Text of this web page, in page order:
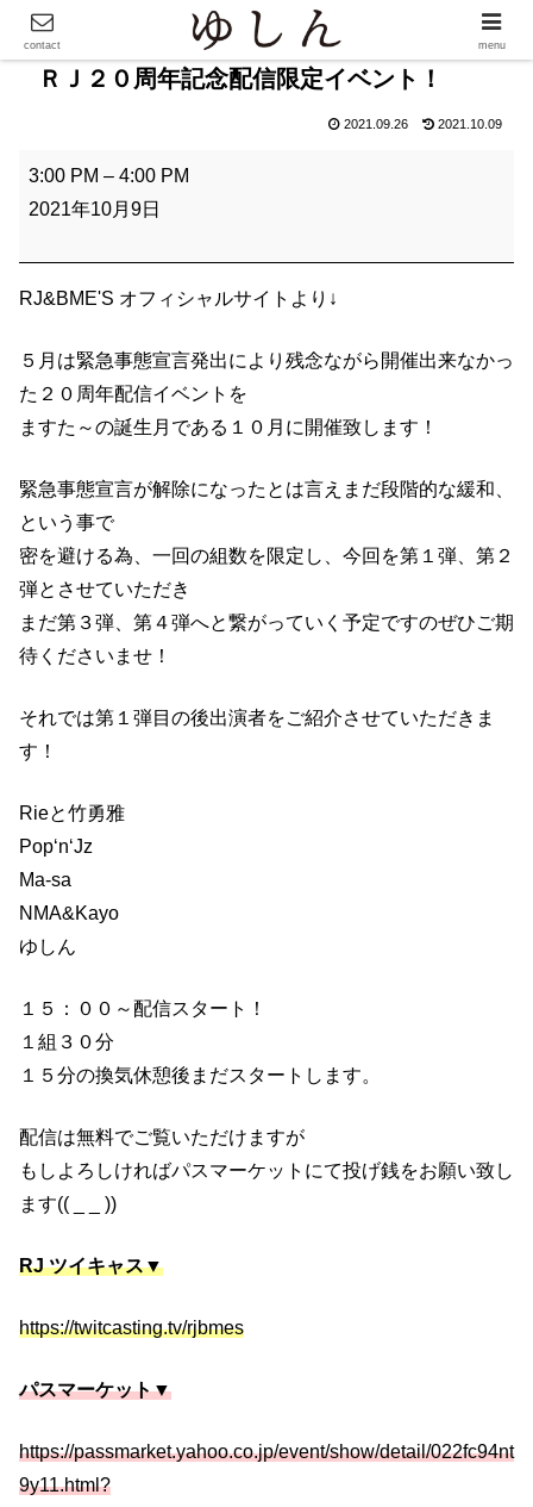
ＲＪ２０周年記念配信限定イベント！
2021.09.26 2021.10.09
Ｒ
Ｊ
０
周
記
念
配
限
定
イ
ベ
ン
ト
3:00 PM – 4:00 PM
2021年10月9日
RJ&BME'S オフィシャルサイトより↓
５月は緊急事態宣言発出により残念ながら開催出来なかっ
た２０周年配信イベントを
ますた～の誕生月である１０月に開催致します！
緊急事態宣言が解除になったとは言えまだ段階的な緩和、
という事で
密を避ける為、一回の組数を限定し、今回を第１弾、第２
弾とさせていただき
まだ第３弾、第４弾へと繋がっていく予定ですのぜひご期
待くださいませ！
それでは第１弾目の後出演者をご紹介させていただきま
す！
Rieと竹勇雅
Pop‘n‘Jz
Ma-sa
NMA&Kayo
ゆしん
１５：００～配信スタート！
１組３０分
１５分の換気休憩後まだスタートします。
配信は無料でご覧いただけますが
もしよろしければパスマーケットにて投げ銭をお願い致し
ます(( _ _ ))
RJ ツイキャス▼
https://twitcasting.tv/rjbmes
パスマーケット▼
https://passmarket.yahoo.co.jp/event/show/detail/022fc94nt
9y11.html?
contact menu